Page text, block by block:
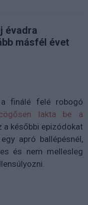
évadra
másfél évet
finálé felé robogó
lakta be a
a későbbi epizódokat
apró ballépésnél,
és nem mellesleg